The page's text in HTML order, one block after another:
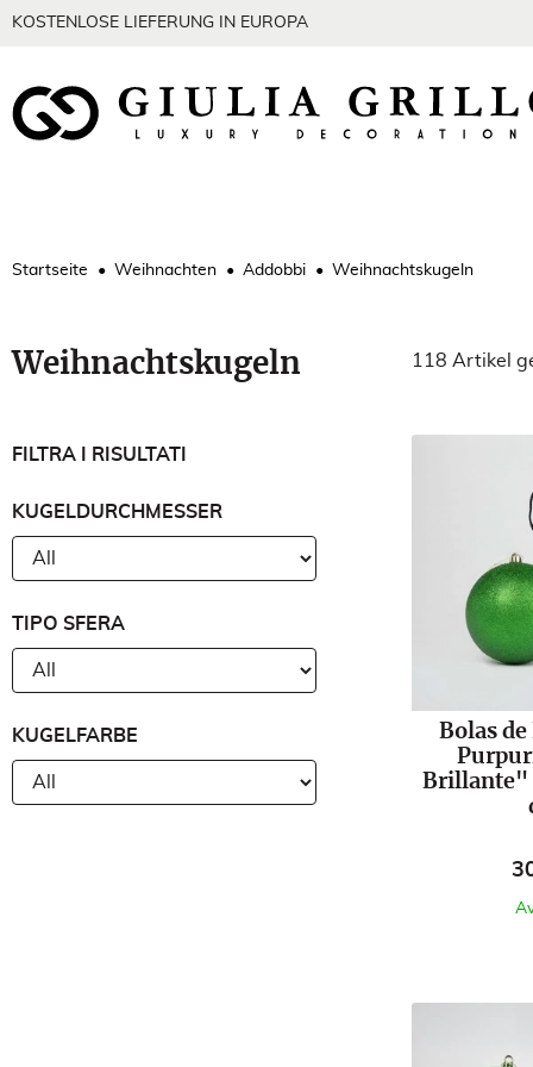
KOSTENLOSE LIEFERUNG IN EUROPA
Startseite Weihnachten Addobbi Weihnachtskugeln
Weihnachtskugeln
FILTRA I RISULTATI
KUGELDURCHMESSER
TIPO SFERA
KUGELFARBE
118 Artikel
Bolas de
Brillante"